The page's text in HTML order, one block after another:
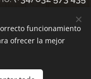
funcionamiento
ofrecer la mejor